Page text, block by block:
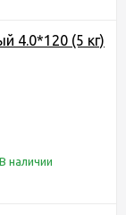
4.0*120 (5 кг)
В наличии